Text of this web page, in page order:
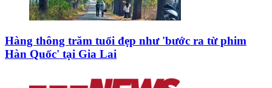
Hàng thông trăm tuổi đẹp như 'bước ra từ phim
Hàn Quốc' tại Gia Lai